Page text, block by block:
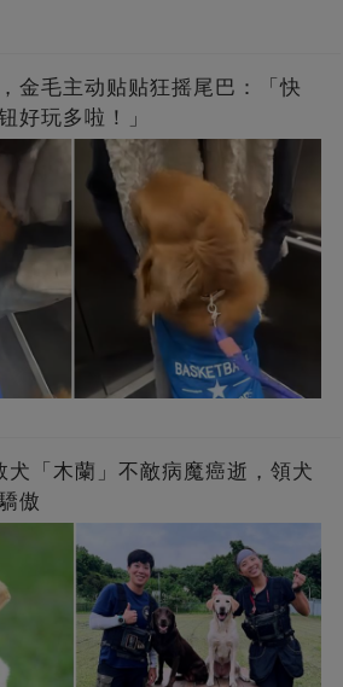
金毛主动贴贴狂摇尾巴：「快
好玩多啦！」
犬「木蘭」不敵病魔癌逝，領犬
傲